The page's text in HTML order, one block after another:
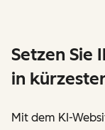
Setzen Sie
in
Mit dem KI-